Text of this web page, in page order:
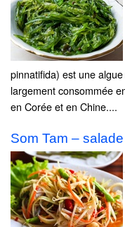
pinnatifida) est une
largement consommée
en Corée et en Chine....
Som Tam –